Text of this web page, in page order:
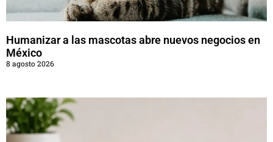
Humanizar a las mascotas abre nuevos negocios en
México
8 agosto 2026